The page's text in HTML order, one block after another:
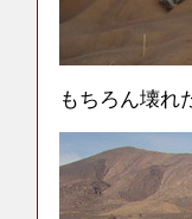
もちろん壊れ